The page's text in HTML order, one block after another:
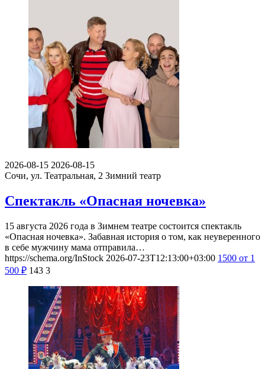
2026-08-15 2026-08-15
Сочи, ул. Театральная, 2 Зимний театр
Спектакль «Опасная ночевка»
15 августа 2026 года в Зимнем театре состоится спектакль
«Опасная ночевка». Забавная история о том, как неуверенного
в себе мужчину мама отправила…
https://schema.org/InStock 2026-07-23T12:13:00+03:00 1500 от 1
500 ₽ 143 3